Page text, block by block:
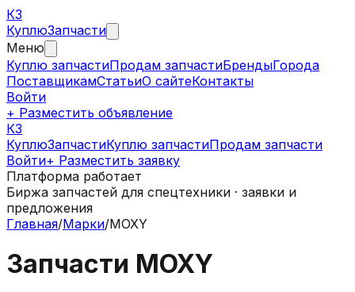
КЗ
КуплюЗапчасти
Меню
Куплю запчастиПродам запчастиБрендыГорода
ПоставщикамСтатьиО сайтеКонтакты
Войти
+ Разместить объявление
КЗ
КуплюЗапчастиКуплю запчастиПродам запчасти
Войти+ Разместить заявку
Платформа работает
Биржа запчастей для спецтехники · заявки и
предложения
Главная/Марки/MOXY
Запчасти MOXY